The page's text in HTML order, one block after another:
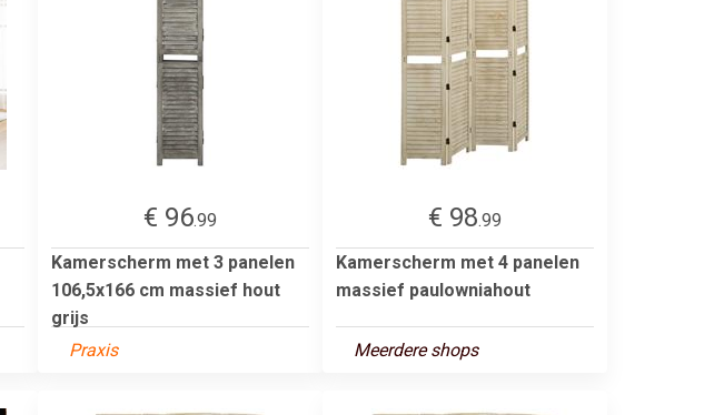
€ 96.99
Kamerscherm met 3 panelen
106,5x166 cm massief hout
grijs
Praxis
€ 98.99
Kamerscherm met 4 panelen
massief paulowniahout
Meerdere shops